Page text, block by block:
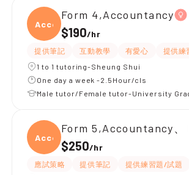
Accou
Form 4,Accountancy
$190/hr
提供筆記 互動教學 有愛心
提供練
1 to 1 tutoring-Sheung Shui
One day a week -2.5Hour/cls
Male tutor/Female tutor-University
Accou
Form 5,Accountancy、
$250/hr
應試策略 提供筆記 提供練習題/試題